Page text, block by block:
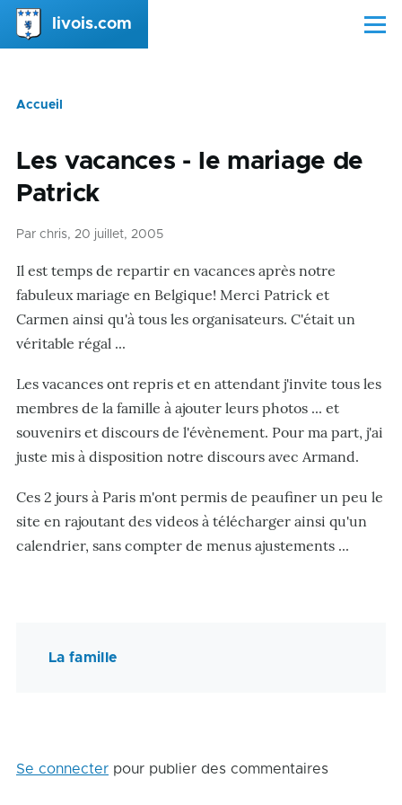
Aller au contenu principal
livois.com Menu
d'Ariane
Accueil
Les vacances - le mariage de
Patrick
Par chris, 20 juillet, 2005
Il est temps de repartir en vacances après notre
fabuleux mariage en Belgique! Merci Patrick et
Carmen ainsi qu'à tous les organisateurs. C'était un
véritable régal ...
Les vacances ont repris et en attendant j'invite tous les
membres de la famille à ajouter leurs photos ... et
souvenirs et discours de l'évènement. Pour ma part, j'ai
juste mis à disposition notre discours avec Armand.
Ces 2 jours à Paris m'ont permis de peaufiner un peu le
site en rajoutant des videos à télécharger ainsi qu'un
calendrier, sans compter de menus ajustements ...
La famille
Se connecter pour publier des commentaires